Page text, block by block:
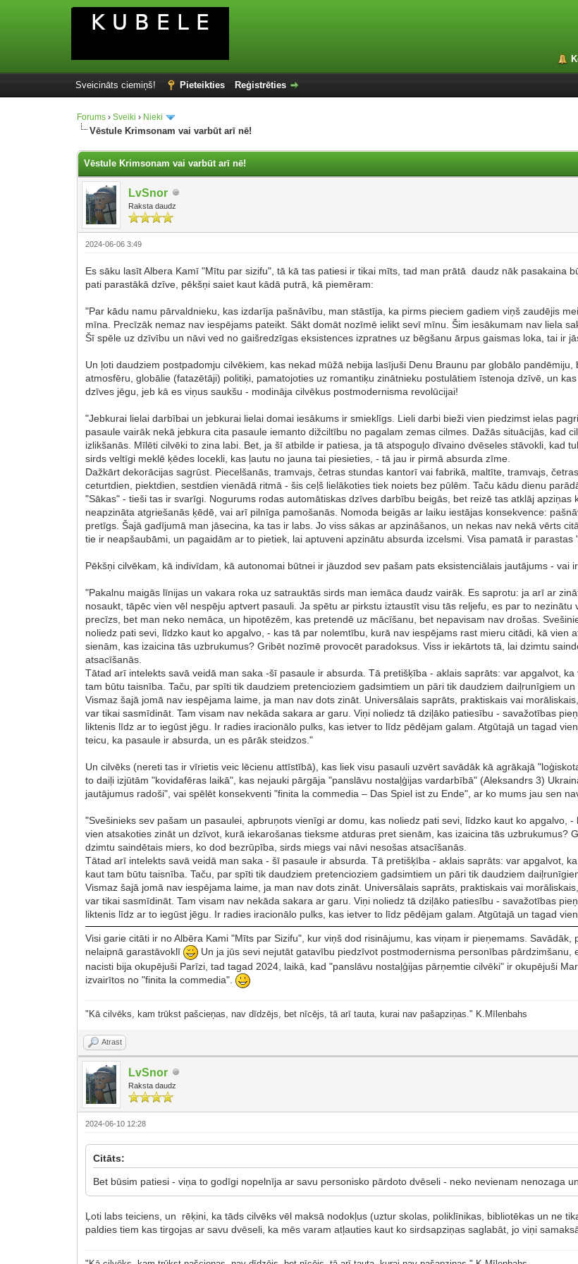
Sveicināts ciemiņš! Pieteikties Reģistrēties
Forums ›Sveiki › Nieki
Vēstule Krimsonam vai varbūt arī nē!
Vēstule Krimsonam vai varbūt arī nē!
LvSnor
Raksta daudz
2024-06-06 3:49
Es sāku lasīt Albera Kamī "Mītu par sizifu", tā kā tas patiesi ir tikai mīts, tad man prātā daudz nāk pasakaina
pati parastākā dzīve, pēkšņi saiet kaut kādā putrā, kā piemēram:
"Par kādu namu pārvaldnieku, kas izdarīja pašnāvību, man stāstīja, ka pirms pieciem gadiem viņš zaudējis
mīna. Precīzāk nemaz nav iespējams pateikt. Sākt domāt nozīmē ielikt sevī mīnu. Šim iesākumam nav liela
Šī spēle uz dzīvību un nāvi ved no gaišredzīgas eksistences izpratnes uz bēgšanu ārpus gaismas loka, tai ir
Un ļoti daudziem postpadomju cilvēkiem, kas nekad mūžā nebija lasījuši Denu Braunu par globālo
atmosfēru, globālie (fatazētāji) politiķi, pamatojoties uz romantiķu zinātnieku postulātiem īstenoja dzīvē, un
dzīves jēgu, jeb kā es viņus saukšu - modināja cilvēkus postmodernisma revolūcijai!
"Jebkurai lielai darbībai un jebkurai lielai domai iesākums ir smieklīgs. Lieli darbi bieži vien piedzimst ielas
pasaule vairāk nekā jebkura cita pasaule iemanto dižciltību no pagalam zemas cilmes. Dažās situācijās, kad
izlikšanās. Mīlēti cilvēki to zina labi. Bet, ja šī atbilde ir patiesa, ja tā atspoguļo dīvaino dvēseles stāvokli, kad
sirds veltīgi meklē ķēdes locekli, kas ļautu no jauna tai piesieties, - tā jau ir pirmā absurda zīme.
Dažkārt dekorācijas sagrūst. Piecelšanās, tramvajs, četras stundas kantorī vai fabrikā, maltīte, tramvajs,
ceturtdien, piektdien, sestdien vienādā ritmā - šis ceļš lielākoties tiek noiets bez pūlēm. Taču kādu dienu
"Sākas" - tieši tas ir svarīgi. Nogurums rodas automātiskas dzīves darbību beigās, bet reizē tas atklāj
neapzināta atgriešanās ķēdē, vai arī pilnīga pamošanās. Nomoda beigās ar laiku iestājas konsekvence:
pretīgs. Šajā gadījumā man jāsecina, ka tas ir labs. Jo viss sākas ar apzināšanos, un nekas nav nekā vērts
tie ir neapšaubāmi, un pagaidām ar to pietiek, lai aptuveni apzinātu absurda izcelsmi. Visa pamatā ir parastas
Pēkšņi cilvēkam, kā indivīdam, kā autonomai būtnei ir jāuzdod sev pašam pats eksistenciālais jautājums - vai
"Pakalnu maigās līnijas un vakara roka uz satrauktās sirds man iemāca daudz vairāk. Es saprotu: ja arī ar
nosaukt, tāpēc vien vēl nespēju aptvert pasauli. Ja spētu ar pirkstu iztaustīt visu tās reljefu, es par to
precīzs, bet man neko nemāca, un hipotēzēm, kas pretendē uz mācīšanu, bet nepavisam nav drošas.
noliedz pati sevi, līdzko kaut ko apgalvo, - kas tā par nolemtību, kurā nav iespējams rast mieru citādi, kā
sienām, kas izaicina tās uzbrukumus? Gribēt nozīmē provocēt paradoksus. Viss ir iekārtots tā, lai dzimtu
atsacīšanās.
Tātad arī intelekts savā veidā man saka -šī pasaule ir absurda. Tā pretišķība - aklais saprāts: var apgalvot,
tam būtu taisnība. Taču, par spīti tik daudziem pretencioziem gadsimtiem un pāri tik daudziem daiļrunīgiem
Vismaz šajā jomā nav iespējama laime, ja man nav dots zināt. Universālais saprāts, praktiskais vai
var tikai sasmīdināt. Tam visam nav nekāda sakara ar garu. Viņi noliedz tā dziļāko patiesību - savažotības
liktenis līdz ar to iegūst jēgu. Ir radies iracionālo pulks, kas ietver to līdz pēdējam galam. Atgūtajā un tagad
teicu, ka pasaule ir absurda, un es pārāk steidzos."
Un cilvēks (nereti tas ir vīrietis veic lēcienu attīstībā), kas liek visu pasauli uzvērt savādāk kā agrākajā
to daiļi izjūtām "kovidafēras laikā", kas nejauki pārgāja "panslāvu nostaļģijas vardarbībā" (Aleksandrs 3)
jautājumus radoši", vai spēlēt konsekventi "finita la commedia – Das Spiel ist zu Ende", ar ko mums jau sen
"Svešinieks sev pašam un pasaulei, apbruņots vienīgi ar domu, kas noliedz pati sevi, līdzko kaut ko apgalvo,
vien atsakoties zināt un dzīvot, kurā iekarošanas tieksme atduras pret sienām, kas izaicina tās uzbrukumus?
dzimtu saindētais miers, ko dod bezrūpība, sirds miegs vai nāvi nesošas atsacīšanās.
Tātad arī intelekts savā veidā man saka - šī pasaule ir absurda. Tā pretišķība - aklais saprāts: var apgalvot,
kaut tam būtu taisnība. Taču, par spīti tik daudziem pretencioziem gadsimtiem un pāri tik daudziem
Vismaz šajā jomā nav iespējama laime, ja man nav dots zināt. Universālais saprāts, praktiskais vai
var tikai sasmīdināt. Tam visam nav nekāda sakara ar garu. Viņi noliedz tā dziļāko patiesību - savažotības
liktenis līdz ar to iegūst jēgu. Ir radies iracionālo pulks, kas ietver to līdz pēdējam galam. Atgūtajā un tagad
Visi garie citāti ir no Albēra Kami "Mīts par Sizifu", kur viņš dod risinājumu, kas viņam ir pieņemams.
nelaipnā garastāvoklī
Un ja jūs sevi nejutāt gatavību piedzīvot postmodernisma personības
nacisti bija okupējuši Parīzi, tad tagad 2024, laikā, kad "panslāvu nostaļģijas pārņemtie cilvēki" ir okupējuši
izvairītos no "finita la commedia".
"Kā cilvēks, kam trūkst pašcieņas, nav dīdzējs, bet nīcējs, tā arī tauta, kurai nav pašapziņas." K.Mīlenbahs
Atrast
LvSnor
Raksta daudz
2024-06-10 12:28
Citāts:
Bet būsim patiesi - viņa to godīgi nopelnīja ar savu personisko pārdoto dvēseli - neko nevienam nenozaga
Ļoti labs teiciens, un rēķini, ka tāds cilvēks vēl maksā nodokļus (uztur skolas, poliklīnikas, bibliotēkas un ne
paldies tiem kas tirgojas ar savu dvēseli, ka mēs varam atļauties kaut ko sirdsapziņas saglabāt, jo viņi